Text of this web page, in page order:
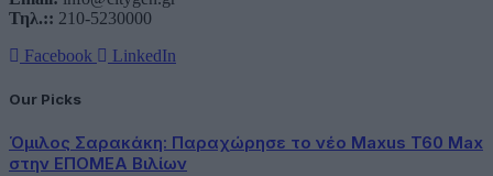
Τηλ.:: 210-5230000
Facebook
LinkedIn
Our Picks
Όμιλος Σαρακάκη: Παραχώρησε το νέο Maxus T60 Max
στην ΕΠΟΜΕΑ Βιλίων